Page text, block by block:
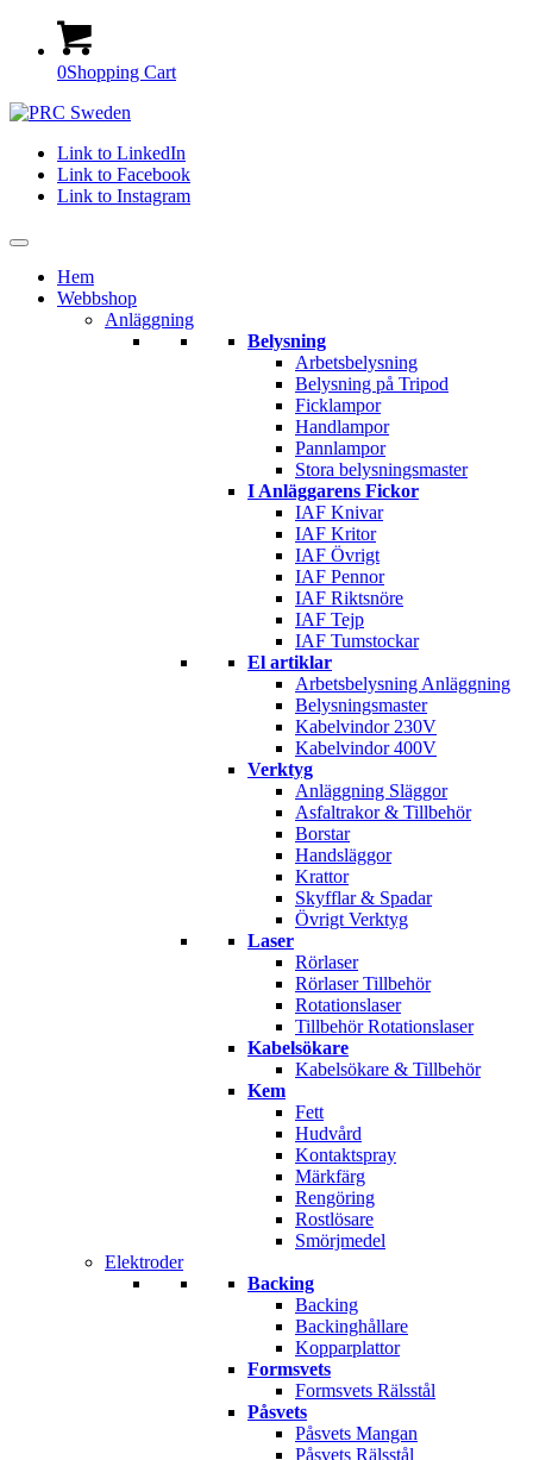
0Shopping Cart
Link to LinkedIn
Link to Facebook
Link to Instagram
Hem
Webbshop
Anläggning
Belysning
Arbetsbelysning
Belysning på Tripod
Ficklampor
Handlampor
Pannlampor
Stora belysningsmaster
I Anläggarens Fickor
IAF Knivar
IAF Kritor
IAF Övrigt
IAF Pennor
IAF Riktsnöre
IAF Tejp
IAF Tumstockar
El artiklar
Arbetsbelysning Anläggning
Belysningsmaster
Kabelvindor 230V
Kabelvindor 400V
Verktyg
Anläggning Släggor
Asfaltrakor & Tillbehör
Borstar
Handsläggor
Krattor
Skyfflar & Spadar
Övrigt Verktyg
Laser
Rörlaser
Rörlaser Tillbehör
Rotationslaser
Tillbehör Rotationslaser
Kabelsökare
Kabelsökare & Tillbehör
Kem
Fett
Hudvård
Kontaktspray
Märkfärg
Rengöring
Rostlösare
Smörjmedel
Elektroder
Backing
Backing
Backinghållare
Kopparplattor
Formsvets
Formsvets Rälsstål
Påsvets
Påsvets Mangan
Påsvets Rälsstål